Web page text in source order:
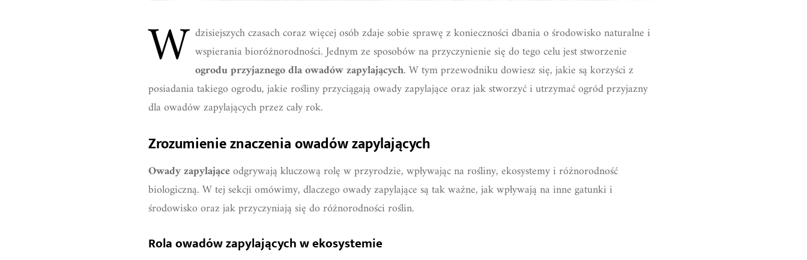
W dzisiejszych czasach coraz więcej osób zdaje sobie sprawę z konieczności dbania o środowisko naturalne i
wspierania bioróżnorodności. Jednym ze sposobów na przyczynienie się do tego celu jest stworzenie
ogrodu przyjaznego dla owadów zapylających. W tym przewodniku dowiesz się, jakie są korzyści z
posiadania takiego ogrodu, jakie rośliny przyciągają owady zapylające oraz jak stworzyć i utrzymać ogród przyjazny
dla owadów zapylających przez cały rok.
Zrozumienie znaczenia owadów zapylających
Owady zapylająceodgrywają kluczową rolę w przyrodzie, wpływając na rośliny, ekosystemy i różnorodność
biologiczną. W tej sekcji omówimy, dlaczego owady zapylające są tak ważne, jak wpływają na inne gatunki i
środowisko oraz jak przyczyniają się do różnorodności roślin.
Rola owadów zapylających w ekosystemie